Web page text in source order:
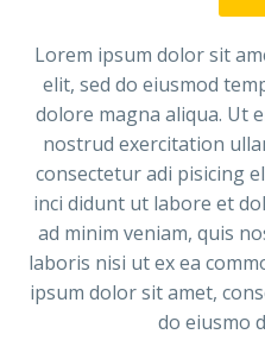
Lorem ipsum dolor sit
elit, sed do eiusmod
dolore magna aliqua. Ut
nostrud exercitation
consectetur adi pisicing
inci didunt ut labore et
ad minim veniam, quis
laboris nisi ut ex ea
ipsum dolor sit amet,
do eiusmo